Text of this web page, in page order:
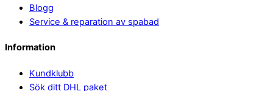
Blogg
Service & reparation av spabad
Information
Kundklubb
Sök ditt DHL paket